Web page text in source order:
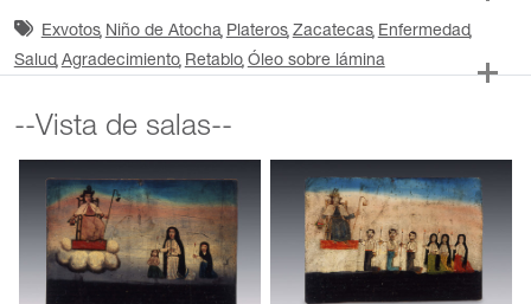
Exvotos Niño de Atocha Plateros Zacatecas Enfermedad
Salud Agradecimiento Retablo Óleo sobre lámina
--Vista de salas--